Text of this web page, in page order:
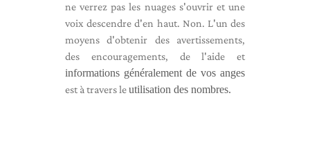
ne verrez pas les nuages ​​s'ouvrir et une
voix descendre d'en haut. Non. L'un des
moyens d'obtenir des avertissements,
des encouragements, de l'aide et
informations généralement de vos anges
est à travers leutilisation des nombres.